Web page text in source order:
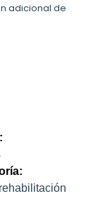
adicional de